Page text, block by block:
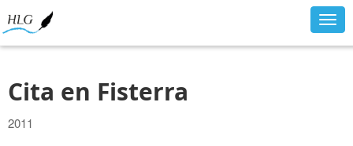
Cita en Fisterra
2011